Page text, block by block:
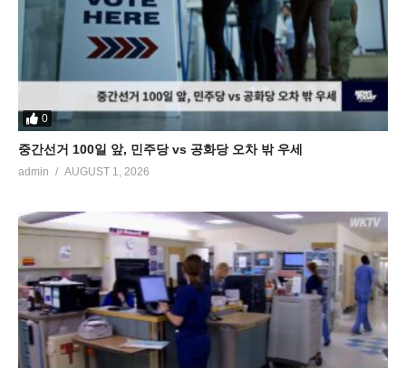
0
중간선거 100일 앞, 민주당 vs 공화당 오차 밖 우세
admin AUGUST 1, 2026